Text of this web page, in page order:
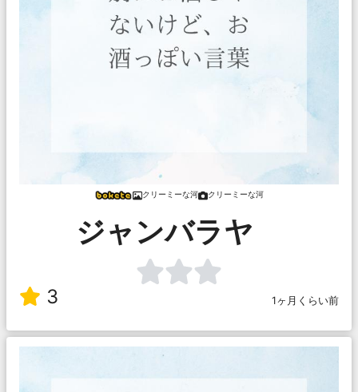
クリーミーな河 クリーミーな河
ジャンバラヤ
3 1ヶ月くらい前